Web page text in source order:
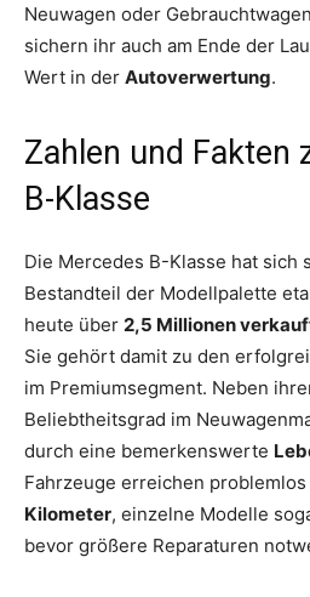
Neuwagen oder
sichern ihr auch am Ende der
Wert in der Autoverwertung.
Zahlen und Fakten
B-Klasse
Die Mercedes B-Klasse hat sich
Bestandteil der Modellpalette
heute über 2,5 Millionen
Sie gehört damit zu den
im Premiumsegment. Neben
Beliebtheitsgrad im
durch eine bemerkenswerte
Fahrzeuge erreichen problemlos
Kilometer, einzelne Modelle
bevor größere Reparaturen